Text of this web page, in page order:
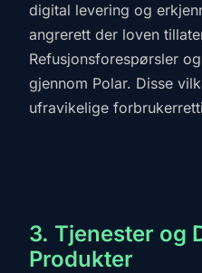
digital levering og
angrerett der loven
Refusjonsforespørsler
gjennom Polar. Disse
ufravikelige
3. Tjenester og
Produkter